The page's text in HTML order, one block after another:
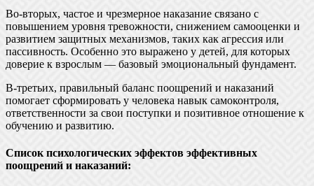
Во-вторых, частое и чрезмерное наказание связано с
повышением уровня тревожности, снижением самооценки и
развитием защитных механизмов, таких как агрессия или
пассивность. Особенно это выражено у детей, для которых
доверие к взрослым — базовый эмоциональный фундамент.
В-третьих, правильный баланс поощрений и наказаний
помогает сформировать у человека навык самоконтроля,
ответственности за свои поступки и позитивное отношение к
обучению и развитию.
Список психологических эффектов эффективных
поощрений и наказаний: